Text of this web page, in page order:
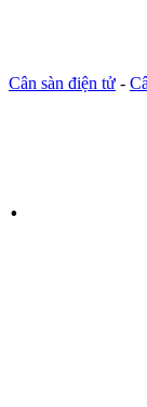
Cân sàn điện tử -
.